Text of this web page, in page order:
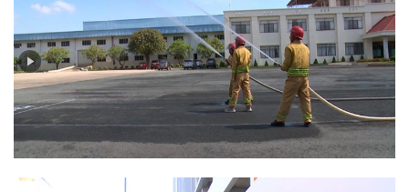
Bản tin PCCC và CNCH (số 5-2024): Cuộc thi “Chiến
sĩ phòng cháy chữa cháy tại cơ sở”: Một cách tuyên
truyền pháp luật đến người lao động